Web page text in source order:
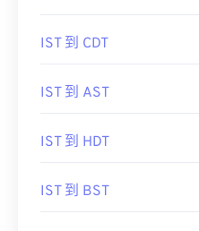
IST 到 CDT
IST 到 AST
IST 到 HDT
IST 到 BST